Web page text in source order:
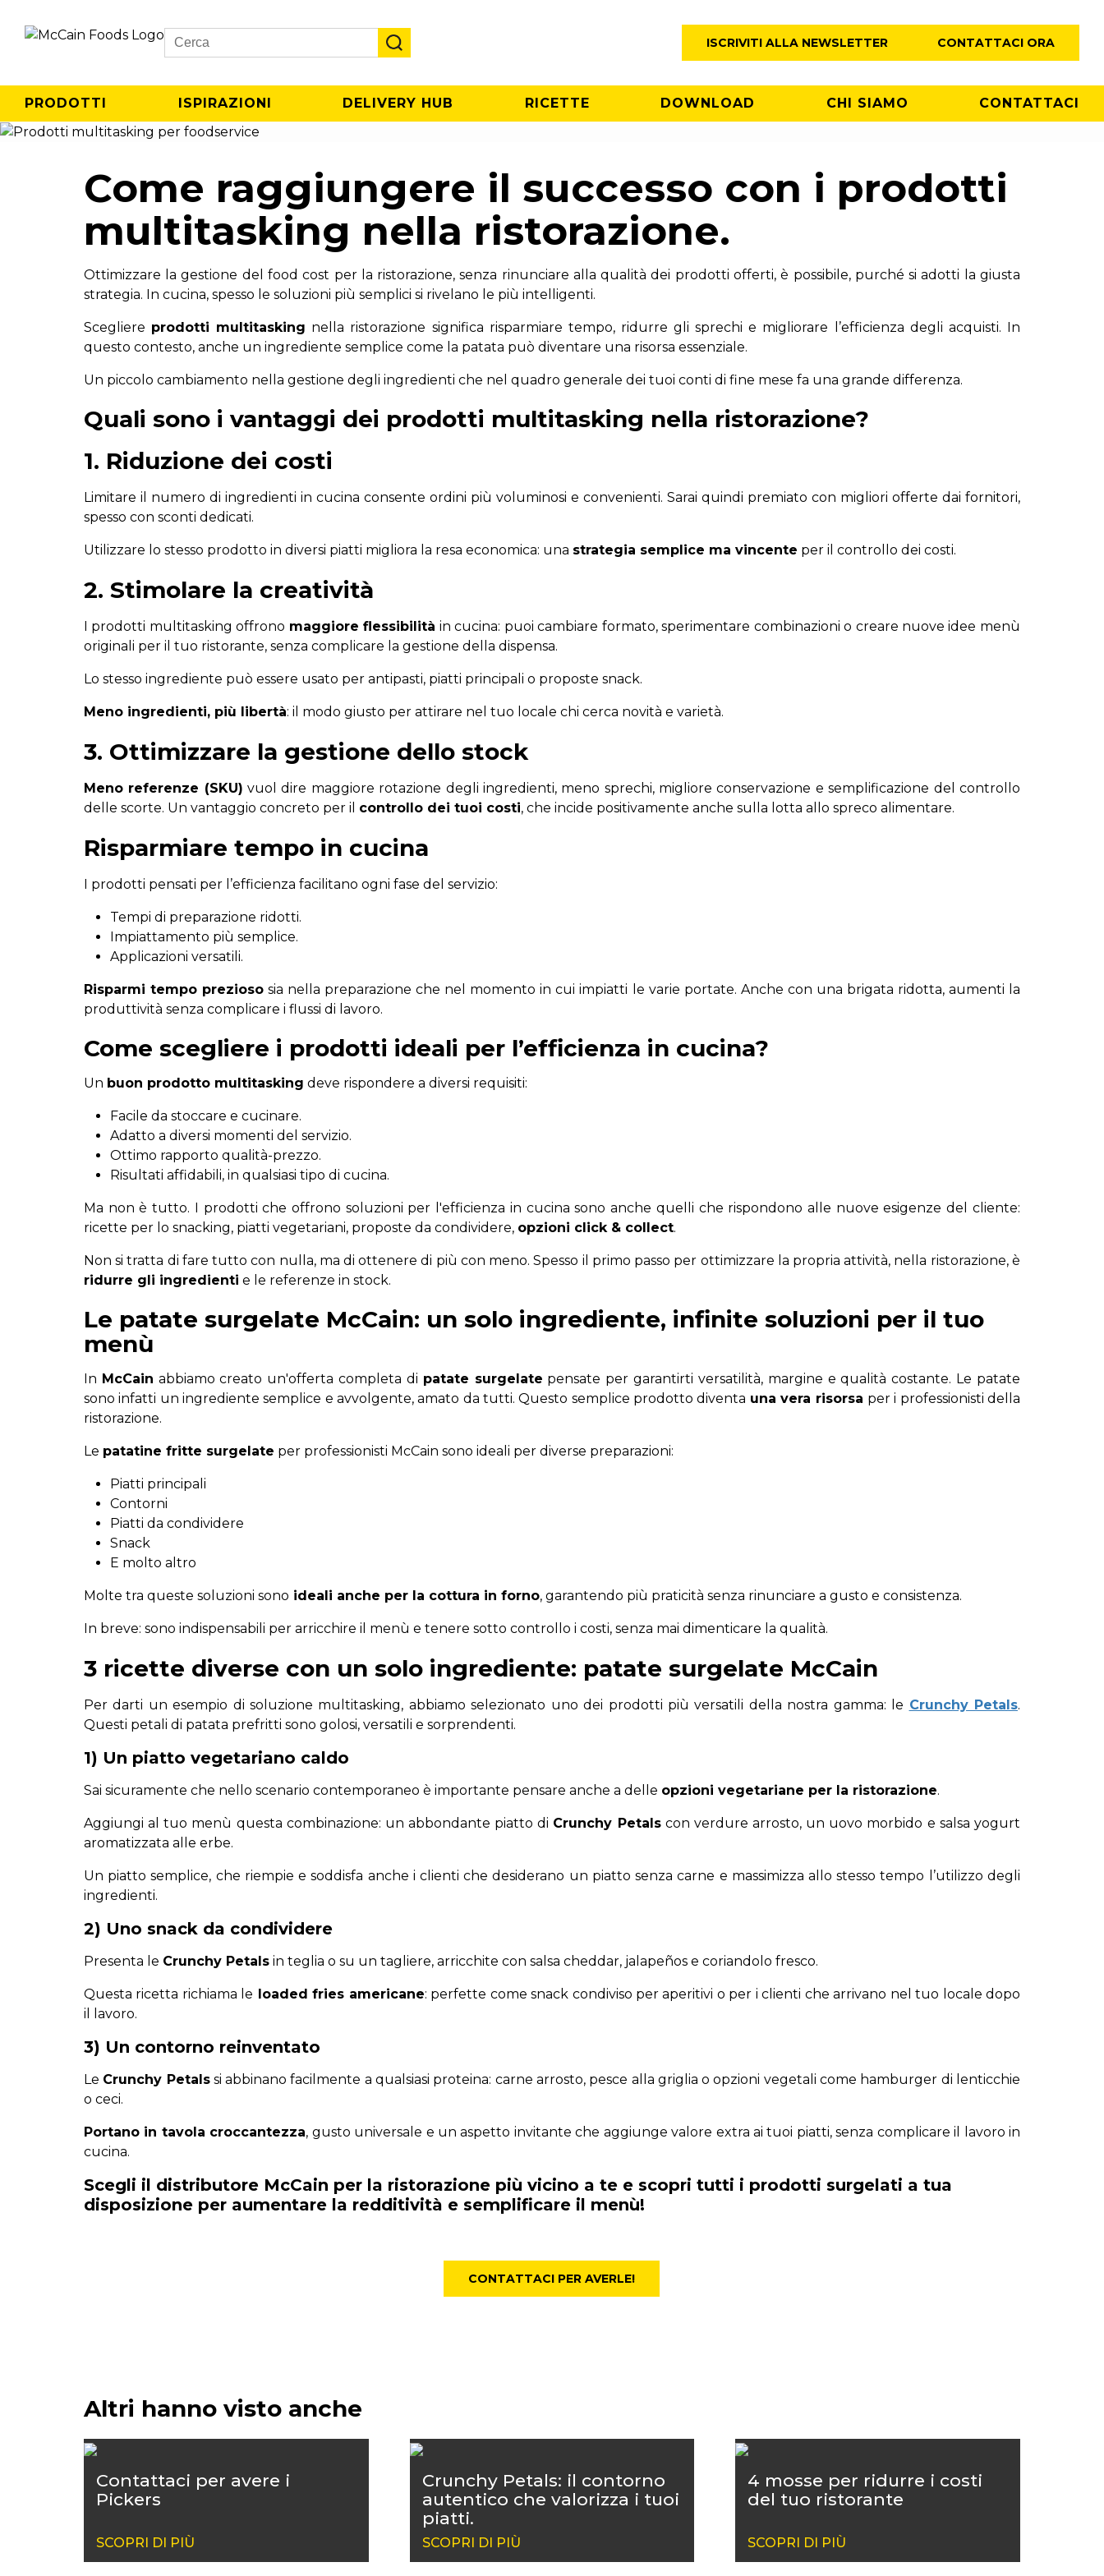
Search
ISCRIVITI ALLA NEWSLETTER CONTATTACI ORA
PRODOTTI ISPIRAZIONI DELIVERY HUB RICETTE DOWNLOAD CHI SIAMO CONTATTACI
Come raggiungere il successo con i prodotti
multitasking nella ristorazione.
Ottimizzare la gestione del food cost per la ristorazione, senza rinunciare alla qualità dei prodotti offerti, è possibile, purché si adotti la giusta
strategia. In cucina, spesso le soluzioni più semplici si rivelano le più intelligenti.
Scegliere prodotti multitasking nella ristorazione significa risparmiare tempo, ridurre gli sprechi e migliorare l’efficienza degli acquisti. In
questo contesto, anche un ingrediente semplice come la patata può diventare una risorsa essenziale.
Un piccolo cambiamento nella gestione degli ingredienti che nel quadro generale dei tuoi conti di fine mese fa una grande differenza.
Quali sono i vantaggi dei prodotti multitasking nella ristorazione?
1. Riduzione dei costi
Limitare il numero di ingredienti in cucina consente ordini più voluminosi e convenienti. Sarai quindi premiato con migliori offerte dai fornitori,
spesso con sconti dedicati.
Utilizzare lo stesso prodotto in diversi piatti migliora la resa economica: una strategia semplice ma vincente per il controllo dei costi.
2. Stimolare la creatività
I prodotti multitasking offrono maggiore flessibilità in cucina: puoi cambiare formato, sperimentare combinazioni o creare nuove idee menù
originali per il tuo ristorante, senza complicare la gestione della dispensa.
Lo stesso ingrediente può essere usato per antipasti, piatti principali o proposte snack.
Meno ingredienti, più libertà: il modo giusto per attirare nel tuo locale chi cerca novità e varietà.
3. Ottimizzare la gestione dello stock
Meno referenze (SKU) vuol dire maggiore rotazione degli ingredienti, meno sprechi, migliore conservazione e semplificazione del controllo
delle scorte. Un vantaggio concreto per il controllo dei tuoi costi, che incide positivamente anche sulla lotta allo spreco alimentare.
Risparmiare tempo in cucina
I prodotti pensati per l’efficienza facilitano ogni fase del servizio:
Tempi di preparazione ridotti.
Impiattamento più semplice.
Applicazioni versatili.
Risparmi tempo prezioso sia nella preparazione che nel momento in cui impiatti le varie portate. Anche con una brigata ridotta, aumenti la
produttività senza complicare i flussi di lavoro.
Come scegliere i prodotti ideali per l’efficienza in cucina?
Un buon prodotto multitasking deve rispondere a diversi requisiti:
Facile da stoccare e cucinare.
Adatto a diversi momenti del servizio.
Ottimo rapporto qualità-prezzo.
Risultati affidabili, in qualsiasi tipo di cucina.
Ma non è tutto. I prodotti che offrono soluzioni per l'efficienza in cucina sono anche quelli che rispondono alle nuove esigenze del cliente:
ricette per lo snacking, piatti vegetariani, proposte da condividere, opzioni click & collect.
Non si tratta di fare tutto con nulla, ma di ottenere di più con meno. Spesso il primo passo per ottimizzare la propria attività, nella ristorazione, è
ridurre gli ingredienti e le referenze in stock.
Le patate surgelate McCain: un solo ingrediente, infinite soluzioni per il tuo
menù
In McCain abbiamo creato un'offerta completa di patate surgelate pensate per garantirti versatilità, margine e qualità costante. Le patate
sono infatti un ingrediente semplice e avvolgente, amato da tutti. Questo semplice prodotto diventa una vera risorsa per i professionisti della
ristorazione.
Le patatine fritte surgelate per professionisti McCain sono ideali per diverse preparazioni:
Piatti principali
Contorni
Piatti da condividere
Snack
E molto altro
Molte tra queste soluzioni sono ideali anche per la cottura in forno, garantendo più praticità senza rinunciare a gusto e consistenza.
In breve: sono indispensabili per arricchire il menù e tenere sotto controllo i costi, senza mai dimenticare la qualità.
3 ricette diverse con un solo ingrediente: patate surgelate McCain
Per darti un esempio di soluzione multitasking, abbiamo selezionato uno dei prodotti più versatili della nostra gamma: le Crunchy Petals.
Questi petali di patata prefritti sono golosi, versatili e sorprendenti.
1) Un piatto vegetariano caldo
Sai sicuramente che nello scenario contemporaneo è importante pensare anche a delle opzioni vegetariane per la ristorazione.
Aggiungi al tuo menù questa combinazione: un abbondante piatto di Crunchy Petalscon verdure arrosto, un uovo morbido e salsa yogurt
aromatizzata alle erbe.
Un piatto semplice, che riempie e soddisfa anche i clienti che desiderano un piatto senza carne e massimizza allo stesso tempo l’utilizzo degli
ingredienti.
2) Uno snack da condividere
Presenta le Crunchy Petalsin teglia o su un tagliere, arricchite con salsa cheddar, jalapeños e coriandolo fresco.
Questa ricetta richiama le loaded fries americane: perfette come snack condiviso per aperitivi o per i clienti che arrivano nel tuo locale dopo
il lavoro.
3) Un contorno reinventato
Le Crunchy Petalssi abbinano facilmente a qualsiasi proteina: carne arrosto, pesce alla griglia o opzioni vegetali come hamburger di lenticchie
o ceci.
Portano in tavola croccantezza, gusto universale e un aspetto invitante che aggiunge valore extra ai tuoi piatti, senza complicare il lavoro in
cucina.
Scegli il distributore McCain per la ristorazione più vicino a te e scopri tutti i prodotti surgelati a tua
disposizione per aumentare la redditività e semplificare il menù!
CONTATTACI PER AVERLE!
Altri hanno visto anche
Contattaci per avere i
Pickers
SCOPRI DI PIÙ
Crunchy Petals: il contorno
autentico che valorizza i tuoi
piatti.
SCOPRI DI PIÙ
4 mosse per ridurre i costi
del tuo ristorante
SCOPRI DI PIÙ